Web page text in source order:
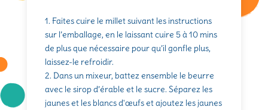
1. Faites cuire le millet suivant les instructions
sur l’emballage, en le laissant cuire 5 à 10 mins
de plus que nécessaire pour qu’il gonfle plus,
laissez-le refroidir.
2. Dans un mixeur, battez ensemble le beurre
avec le sirop d’érable et le sucre. Séparez les
jaunes et les blancs d'œufs et ajoutez les jaunes